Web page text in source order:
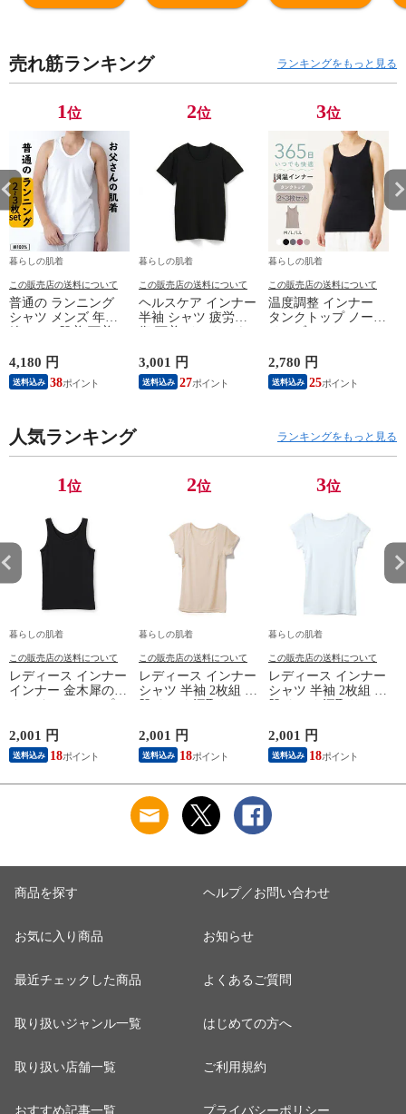
ラー 女性 年間
ラー 女性 年間
ラー 女性 年間
売れ筋ランキング ランキングをもっと見る
1位
暮らしの肌着
この販売店の送料について
普通の ランニング
シャツ メンズ 年間
綿100 % 肌着 下着 U
ンクトップ ノースリ
ーブ インナー 紳士
男性 シニア 抗菌 防
4,180 円
送料込み 38
2位
暮らしの肌着
この販売店の送料について
ヘルスケア インナー
半袖 シャツ 疲労回
復 下着 インナーウ
外線 疲労軽減 ボデ
ィケア 健康 プレゼ
ント ギフト ヘルス
3,001 円
送料込み 27
3位
暮らしの肌着
この販売店の送料について
温度調整 インナー
タンクトップ ノース
リーブ レディース
オフホワイト/ブラウ
ン/ブラック/チャコ
ールグレー/ピンク
2,780 円
送料込み 25
人気ランキング ランキングをもっと見る
1位
暮らしの肌着
この販売店の送料について
レディース インナー
インナー 金木犀のめ
ぐみ タンクトップ
っとり 保湿 ストレ
ッチ ボタニカル タ
ンクトップ 秋冬 お
2,001 円
送料込み 18
2位
暮らしの肌着
この販売店の送料について
レディース インナー
シャツ 半袖 2枚組 素
肌ドライ 汗取り フ
り インナーシャツ
パッド付き 春夏 汗
染み 防止 汗 対策 綿
ット工業 S5022B-RT
涼しい 肌着
2,001 円
送料込み 18
3位
暮らしの肌着
この販売店の送料について
レディース インナー
シャツ 半袖 2枚組 素
肌ドライ 汗取り フ
り インナーシャツ
パッド付き 春夏 汗
染み 防止 汗 対策 綿
ット工業 S5022B-RT
涼しい 肌着
2,001 円
送料込み 18
商品を探す
お気に入り商品
最近チェックした商品
取り扱いジャンル一覧
取り扱い店舗一覧
おすすめ記事一覧
ヘルプ／お問い合わせ
お知らせ
よくあるご質問
はじめての方へ
ご利用規約
プライバシーポリシー